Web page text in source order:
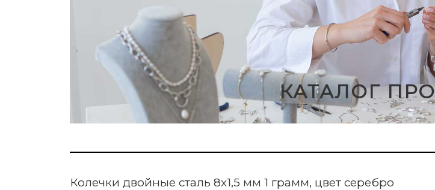
КАТАЛОГ
Колечки двойные сталь 8х1,5 мм 1 грамм, цвет серебро